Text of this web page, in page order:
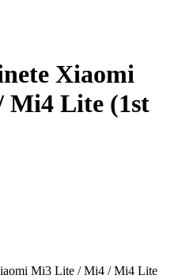
Xiaomi
Mi4 Lite (1st
Mi3 Lite / Mi4 / Mi4 Lite